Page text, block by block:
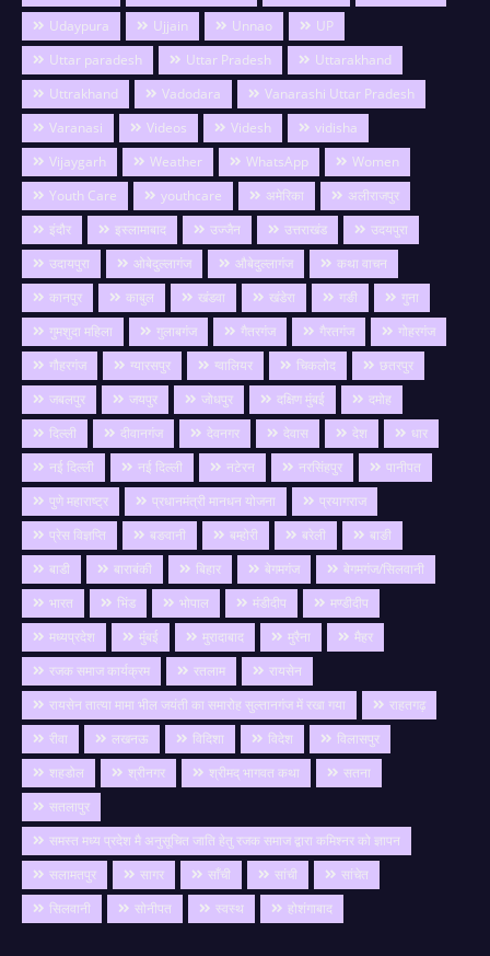
Udaypura
Ujjain Unnao
UP
Uttar paradesh
Uttar Pradesh
Uttarakhand
Uttrakhand
Vadodara
Vanarashi Uttar Pradesh
Varanasi
Videos Videsh
vidisha
Vijaygarh
Weather WhatsApp
Women
Youth Care
youthcare अमेरिका
अलीराजपुर
इंदौर
इस्लामाबाद उज्जैन उत्तराखंड
उदयपुरा
उदायपुरा
ओबेदुल्लागंज औबेदुल्लागंज
कथा वाचन
कानपुर
काबुल खंडवा खंडेरा गङी
गुना
गुमशुदा महिला
गुलाबगंज गैतरगंज गैरतगंज
गोहरगंज
गौहरगंज
ग्यारसपुर ग्वालियर चिकलोद
छतरपुर
जबलपुर
जयपुर जोधपुर दक्षिण मुंबई
दमोह
दिल्ली
दीवानगंज देवनगर देवास देश
धार
नई दिल्ली
नई दिल्ली नटेरन नरसिंहपुर
पानीपत
पुणे महाराष्ट्र
प्रधानमंत्री मानधन योजना
प्रयागराज
प्रेस विज्ञप्ति
बङवानी बम्होरी बरेली
बाङी
बाडी
बाराबंकी बिहार बेगमगंज
बेगमगंज/सिलवानी
भारत
भिंड भोपाल मंडीदीप
मण्डीदीप
मध्यप्रदेश
मुंबई मुरादाबाद मुरैना
मैहर
रजक समाज कार्यक्रम
रतलाम
रायसेन
रायसेन तात्या मामा भील जयंती का समारोह सुल्तानगंज में रखा गया
राहतगढ़
रीवा
लखनऊ विदिशा विदेश
विलासपुर
शहडोल
श्रीनगर श्रीमद् भागवत कथा
सतना
सतलापुर
समस्त मध्य प्रदेश मै अनुसूचित जाति हेतु रजक समाज द्वारा कमिश्नर को ज्ञापन
सलामतपुर
सागर साँची सांची
सांचेत
सिलवानी
सोनीपत स्वस्थ होशंगाबाद